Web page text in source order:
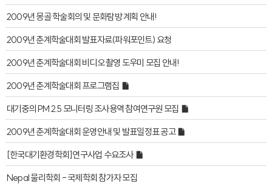
2009년 몽골 학술회의 및 문화탐방 계획 안내!
2009년 춘계학술대회 발표자료(파워포인트) 요청
2009년 춘계학술대회 비디오 촬영 도우미 모집 안내!
2009년 춘계학술대회 프로그램집
대기중의 PM 2.5 모니터링 조사용역 참여연구원 모집
2009년 춘계학술대회 운영안내 및 발표일정표 공고
[한국대기환경학회]연구사업 수요조사
Nepal 물리학회 - 국제학회 참가자 모집